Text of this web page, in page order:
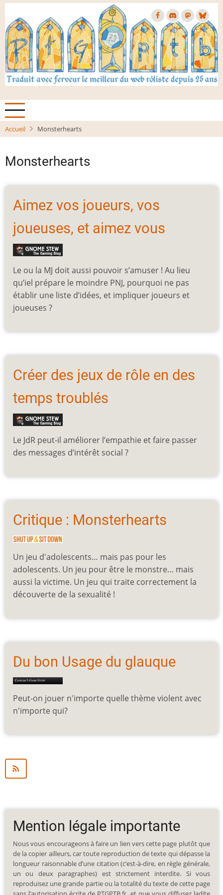
Aller
contenu
principal
Accueil Monsterhearts
Monsterhearts
Aimez vos joueurs, vos
joueuses, et aimez vous
Le ou la MJ doit aussi pouvoir s’amuser ! Au lieu
qu’iel prépare le moindre PNJ, pourquoi ne pas
établir une liste d’idées, et impliquer joueurs et
joueuses ?
Créer des jeux de rôle en des
temps troublés
Le JdR peut-il améliorer l’empathie et faire passer
des messages d’intérêt social ?
Critique : Monsterhearts
Un jeu d'adolescents… mais pas pour les
adolescents. Un jeu pour être le monstre… mais
aussi la victime. Un jeu qui traite correctement la
découverte de la sexualité !
Du bon Usage du glauque
Peut-on jouer n'importe quelle thème violent avec
n'importe qui?
Mention légale importante
Nous vous encourageons à faire un lien vers cette page plutôt que
de la copier ailleurs, car toute reproduction de texte qui dépasse la
longueur raisonnable d’une citation (c’est-à-dire, en règle générale,
un ou deux paragraphes) est strictement interdite. Si vous
reproduisez une grande partie ou la totalité du texte de cette page